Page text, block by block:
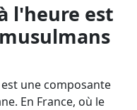
l'heure est
une composante
En France, où le